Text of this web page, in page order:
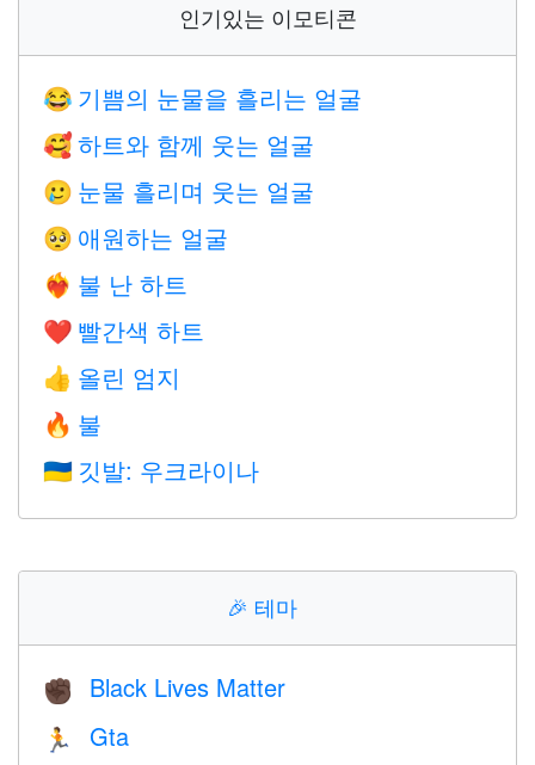
인기있는 이모티콘
😂 기쁨의 눈물을 흘리는 얼굴
🥰 하트와 함께 웃는 얼굴
🥲 눈물 흘리며 웃는 얼굴
🥺 애원하는 얼굴
❤️‍🔥 불 난 하트
❤️ 빨간색 하트
👍 올린 엄지
🔥 불
🇺🇦 깃발: 우크라이나
🎉 테마
✊🏿 Black Lives Matter
🏃 Gta